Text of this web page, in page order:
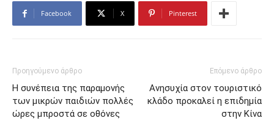
Facebook X Pinterest
Προηγούμενο άρθρο
Η συνέπεια της παραμονής
των μικρών παιδιών πολλές
ώρες μπροστά σε οθόνες
Επόμενο άρθρο
Ανησυχία στον τουριστικό
κλάδο προκαλεί η επιδημία
στην Κίνα